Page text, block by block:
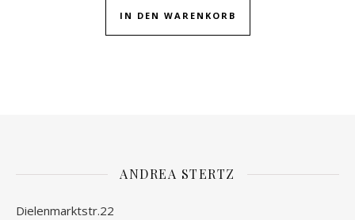
IN DEN WARENKORB
ANDREA STERTZ
Dielenmarktstr.22